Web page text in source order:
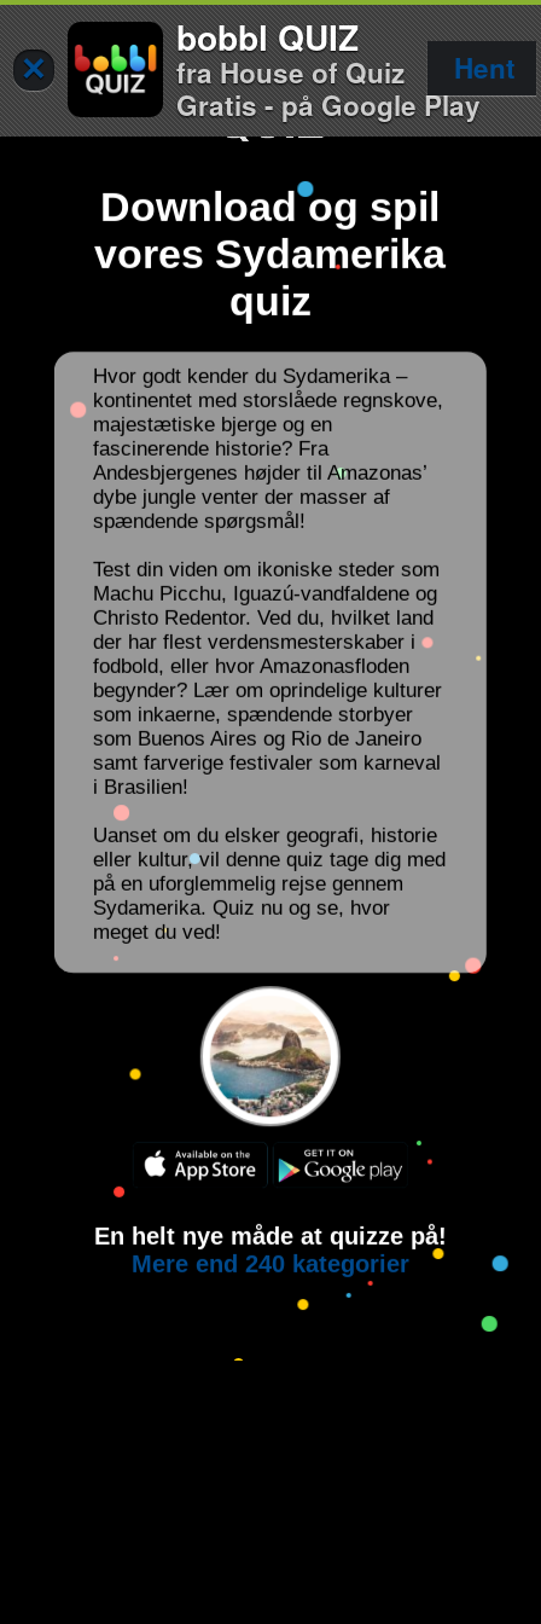
×
bobbl QUIZ
fra House of Quiz
Gratis - på Google Play
Hent
Download og spil
vores Sydamerika
quiz
Hvor godt kender du Sydamerika –
kontinentet med storslåede regnskove,
majestætiske bjerge og en
fascinerende historie? Fra
Andesbjergenes højder til Amazonas’
dybe jungle venter der masser af
spændende spørgsmål!
Test din viden om ikoniske steder som
Machu Picchu, Iguazú-vandfaldene og
Christo Redentor. Ved du, hvilket land
der har flest verdensmesterskaber i
fodbold, eller hvor Amazonasfloden
begynder? Lær om oprindelige kulturer
som inkaerne, spændende storbyer
som Buenos Aires og Rio de Janeiro
samt farverige festivaler som karneval
i Brasilien!
Uanset om du elsker geografi, historie
eller kultur, vil denne quiz tage dig med
på en uforglemmelig rejse gennem
Sydamerika. Quiz nu og se, hvor
meget du ved!
En helt nye måde at quizze på!
Mere end 240 kategorier